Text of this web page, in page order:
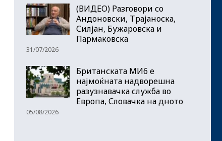
(ВИДЕО) Разговори со
Андоновски, Трајаноска,
Силјан, Бужаровска и
Пармаковска
31/07/2026
Британската МИ6 е
најмоќната надворешна
разузнавачка служба во
Европа, Словачка на дното
05/08/2026